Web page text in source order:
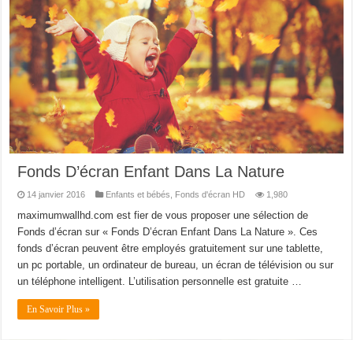
Fonds D’écran Enfant Dans La Nature
14 janvier 2016 Enfants et bébés Fonds d'écran HD 1,980
maximumwallhd.com est fier de vous proposer une sélection de
Fonds d’écran sur « Fonds D’écran Enfant Dans La Nature ». Ces
fonds d’écran peuvent être employés gratuitement sur une tablette,
un pc portable, un ordinateur de bureau, un écran de télévision ou sur
un téléphone intelligent. L’utilisation personnelle est gratuite …
En Savoir Plus »